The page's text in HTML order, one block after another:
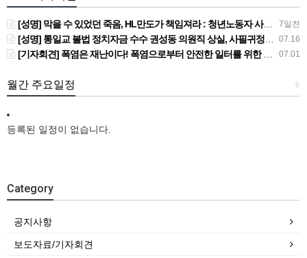
7일전
[성명] 막을 수 있었던 죽음, HL만도가 책임져라 : 청년노동자 사망사고의 철저한 진상규명과 재발방지 대책 마련하라
07.16
[성명] 통일교 불법 정치자금 수수 권성동 의원직 상실, 사필귀정이다
07.01
[기자회견] 폭염은 재난이다! 폭염으로부터 안전한 일터를 위한 민주노총 강원지역본부 폭염감시단 선포 기자회견
+
월간 주요일정
등록된 일정이 없습니다.
Category
공지사항
보도자료/기자회견